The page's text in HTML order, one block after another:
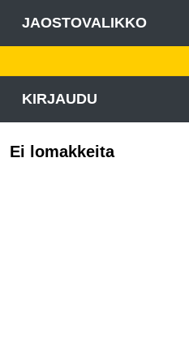
JAOSTOVALIKKO
KIRJAUDU
Ei lomakkeita